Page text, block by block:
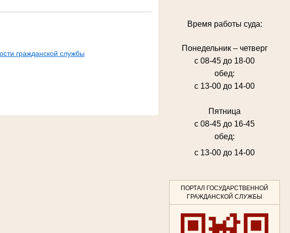
Время работы суда:
Понедельник – четверг
с 08-45 до 18-00
обед:
с 13-00 до 14-00
Пятница
с 08-45 до 16-45
обед:
с 13-00 до 14-00
ПОРТАЛ ГОСУДАРСТВЕННОЙ
ГРАЖДАНСКОЙ СЛУЖБЫ
гражданской службы